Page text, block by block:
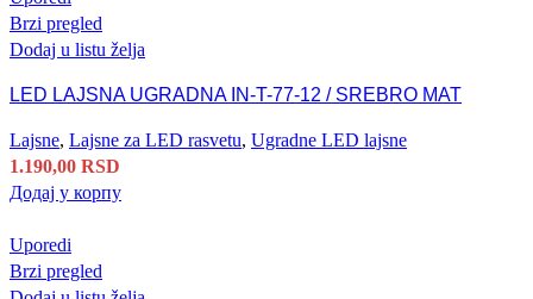
Brzi pregled
Dodaj u listu želja
LED LAJSNA UGRADNA IN-T-77-12 / SREBRO MAT
Lajsne, Lajsne za LED rasvetu, Ugradne LED lajsne
1.190,00 RSD
Додај у корпу
Uporedi
Brzi pregled